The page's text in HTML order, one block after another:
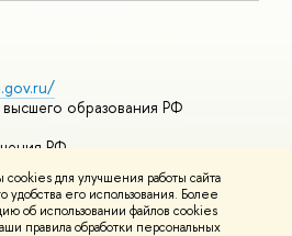
для улучшения работы сайта
его использования. Более
об использовании файлов cookies
правила обработки персональных
образования РФ
РФ
курсы